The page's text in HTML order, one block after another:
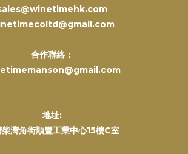
合作聯絡：
地址:
灣角街順豐工業中心15樓C室